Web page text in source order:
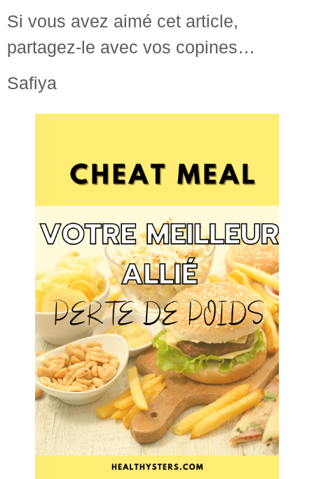
Si vous avez aimé cet article,
partagez-le avec vos copines…
Safiya